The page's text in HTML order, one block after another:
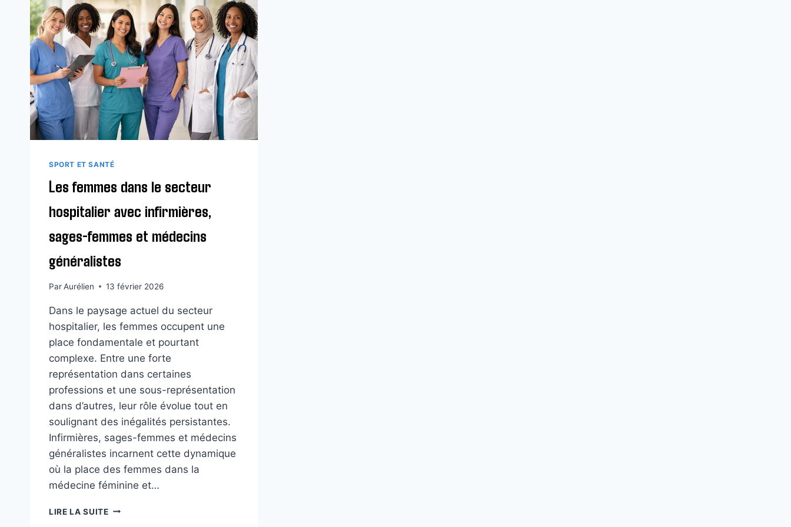
SPORT ET SANTÉ
Les femmes dans le secteur
hospitalier avec infirmières,
sages-femmes et médecins
généralistes
ParAurélien 13 février 2026
Dans le paysage actuel du secteur
hospitalier, les femmes occupent une
place fondamentale et pourtant
complexe. Entre une forte
représentation dans certaines
professions et une sous-représentation
dans d’autres, leur rôle évolue tout en
soulignant des inégalités persistantes.
Infirmières, sages-femmes et médecins
généralistes incarnent cette dynamique
où la place des femmes dans la
médecine féminine et…
LIRE LA SUITELES